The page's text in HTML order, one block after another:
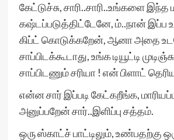
கேட்டுச்சு, சாரி..சாரி..உங்களை
கஷ்டப்படுத்திட்டேனே, ம்..நான் இப்ப
கிப்ட் கொடுக்கறேன், ஆனா அதை
சாப்பிடக்கூடாது, உங்க டியூட்டி
சாப்பிடணும் சரியா ! என் பிளாட்
என்ன சார் இப்படி கேட்கறீங்க,
அனுப்பறேன் சார்..இளிப்பு சத்தம்.
ஒரு ஸ்காட்ச் பாட்டிலும், உண்பதற்கு